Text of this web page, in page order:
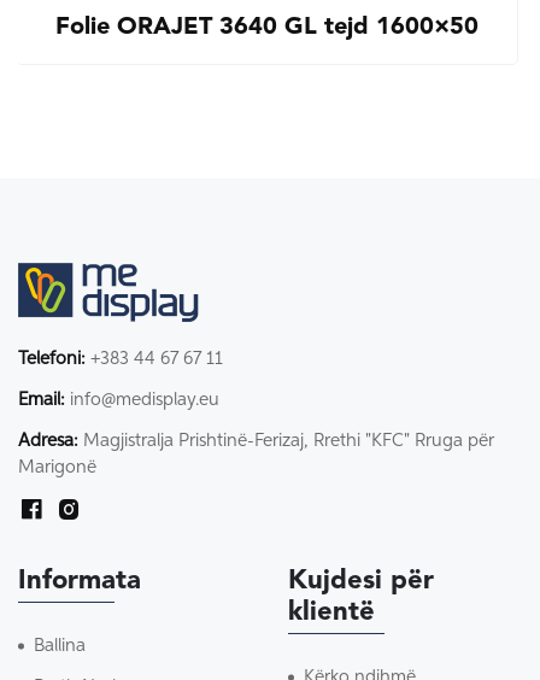
Folie ORAJET 3640 GL tejd 1600×50
Telefoni: +383 44 67 67 11
Email: info@medisplay.eu
Adresa: Magjistralja Prishtinë-Ferizaj, Rrethi "KFC" Rruga për
Marigonë
Informata
Ballina
Kujdesi për
klientë